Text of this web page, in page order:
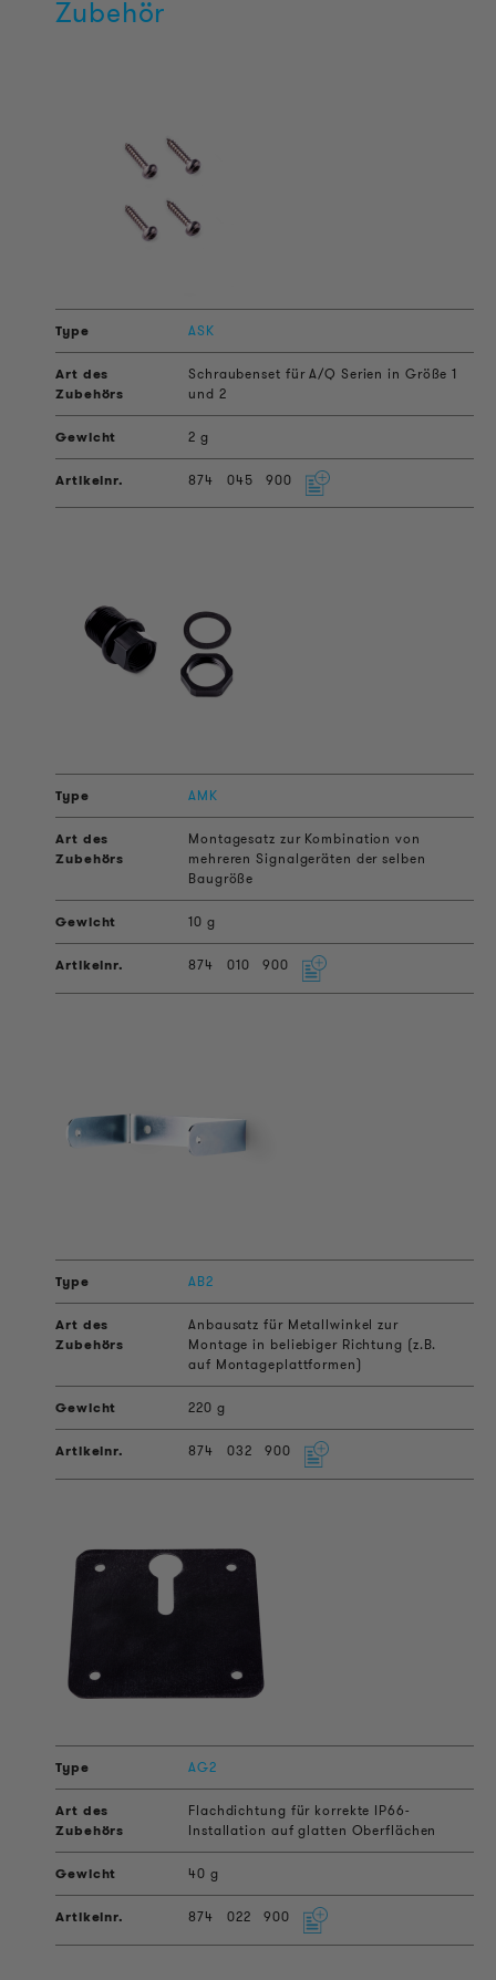
Zubehör
ASK
Schraubenset für A/Q Serien in Größe 1
und 2
2 g
874 045 900
AMK
Montagesatz zur Kombination von
mehreren Signalgeräten der selben
Baugröße
10 g
874 010 900
AB2
Anbausatz für Metallwinkel zur
Montage in beliebiger Richtung (z.B.
auf Montageplattformen)
220 g
874 032 900
AG2
Flachdichtung für korrekte IP66-
Installation auf glatten Oberflächen
40 g
874 022 900